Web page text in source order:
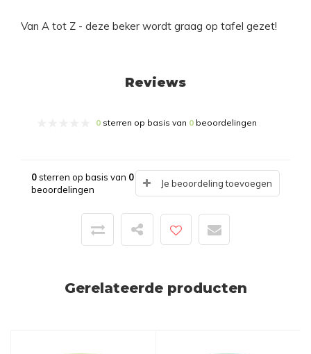
Van A tot Z - deze beker wordt graag op tafel gezet!
Reviews
0 sterren op basis van 0 beoordelingen
0sterren op basis van 0
beoordelingen
Je beoordeling toevoegen
Gerelateerde producten